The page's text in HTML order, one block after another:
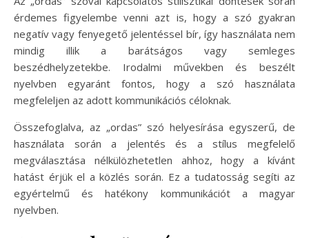
érdemes figyelembe venni azt is, hogy a szó gyakran
negatív vagy fenyegető jelentéssel bír, így használata nem
mindig illik a barátságos vagy semleges
beszédhelyzetekbe. Irodalmi művekben és beszélt
nyelvben egyaránt fontos, hogy a szó használata
megfeleljen az adott kommunikációs céloknak.
Összefoglalva, az „ordas” szó helyesírása egyszerű, de
használata során a jelentés és a stílus megfelelő
megválasztása nélkülözhetetlen ahhoz, hogy a kívánt
hatást érjük el a közlés során. Ez a tudatosság segíti az
egyértelmű és hatékony kommunikációt a magyar
nyelvben.